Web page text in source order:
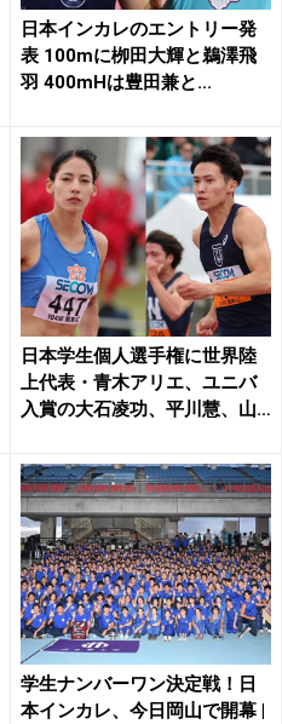
日本インカレのエントリー発
表 100mに栁田大輝と鵜澤飛
羽 400mHは豊田兼と...
日本学生個人選手権に世界陸
上代表・青木アリエ、ユニバ
入賞の大石凌功、平川慧、山
学生ナンバーワン決定戦！日
本インカレ、今日岡山で開幕 |